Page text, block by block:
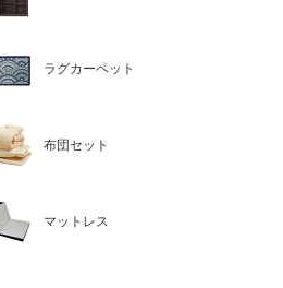
ラグカーペット
布団セット
マットレス